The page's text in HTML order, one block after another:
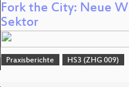
Fork the City: Neue
Sektor
Praxisberichte HS3 (ZHG 009)